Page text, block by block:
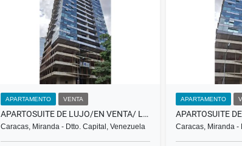
APARTAMENTO VENTA
APARTOSUITE DE LUJO/EN VENTA/ LAS MERCEDES /PROMENADE/ T-8 / SL
Caracas, Miranda - Dtto. Capital, Venezuela
APARTAMENTO
Caracas, Miranda -